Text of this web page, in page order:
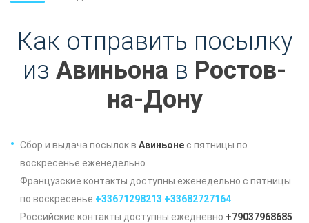
Как отправить посылку
из Авиньона в Ростов-
на-Дону
Сбор и выдача посылок в Авиньоне с пятницы по
воскресенье еженедельно
Французские контакты доступны еженедельно с пятницы
по воскресенье. +33671298213 +33682727164
Российские контакты доступны ежедневно. +79037968685